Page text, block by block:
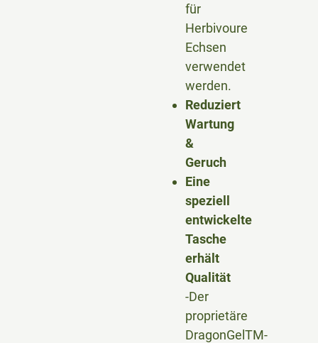
für
Herbivoure
Echsen
verwendet
werden.
Reduziert
Wartung
&
Geruch
Eine
speziell
entwickelte
Tasche
erhält
Qualität
-Der
proprietäre
DragonGelTM-